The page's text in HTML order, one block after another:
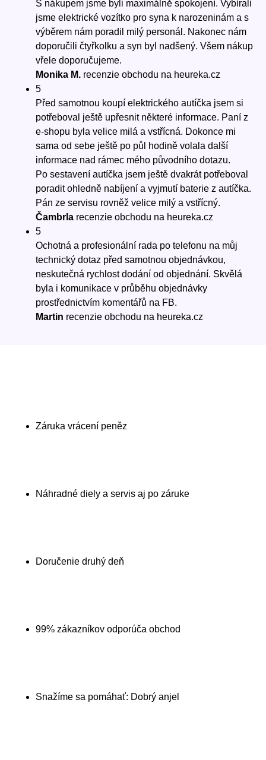
S nákupem jsme byli maximálně spokojení. Vybírali
jsme elektrické vozítko pro syna k narozeninám a s
výběrem nám poradil milý personál. Nakonec nám
doporučili čtyřkolku a syn byl nadšený. Všem nákup
vřele doporučujeme.
Monika M. recenzie obchodu na heureka.cz
5
Před samotnou koupí elektrického autíčka jsem si
potřeboval ještě upřesnit některé informace. Paní z
e-shopu byla velice milá a vstřícná. Dokonce mi
sama od sebe ještě po půl hodině volala další
informace nad rámec mého původního dotazu.
Po sestavení autíčka jsem ještě dvakrát potřeboval
poradit ohledně nabíjení a vyjmutí baterie z autíčka.
Pán ze servisu rovněž velice milý a vstřícný.
Čambrla recenzie obchodu na heureka.cz
5
Ochotná a profesionální rada po telefonu na můj
technický dotaz před samotnou objednávkou,
neskutečná rychlost dodání od objednání. Skvělá
byla i komunikace v průběhu objednávky
prostřednictvím komentářů na FB.
Martin recenzie obchodu na heureka.cz
Záruka vrácení peněz
Náhradné diely a servis aj po záruke
Doručenie druhý deň
99% zákazníkov odporúča obchod
Snažíme sa pomáhať: Dobrý anjel